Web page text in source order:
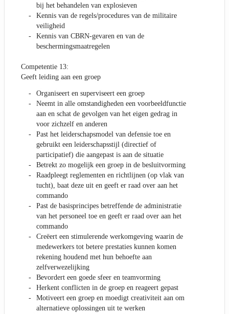
bij het behandelen van explosieven
Kennis van de regels/procedures van de militaire
veiligheid
Kennis van CBRN-gevaren en van de
beschermingsmaatregelen
Competentie 13:
Geeft leiding aan een groep
Organiseert en superviseert een groep
Neemt in alle omstandigheden een voorbeeldfunctie
aan en schat de gevolgen van het eigen gedrag in
voor zichzelf en anderen
Past het leiderschapsmodel van defensie toe en
gebruikt een leiderschapsstijl (directief of
participatief) die aangepast is aan de situatie
Betrekt zo mogelijk een groep in de besluitvorming
Raadpleegt reglementen en richtlijnen (op vlak van
tucht), baat deze uit en geeft er raad over aan het
commando
Past de basisprincipes betreffende de administratie
van het personeel toe en geeft er raad over aan het
commando
Creëert een stimulerende werkomgeving waarin de
medewerkers tot betere prestaties kunnen komen
rekening houdend met hun behoefte aan
zelfverwezelijking
Bevordert een goede sfeer en teamvorming
Herkent conflicten in de groep en reageert gepast
Motiveert een groep en moedigt creativiteit aan om
alternatieve oplossingen uit te werken